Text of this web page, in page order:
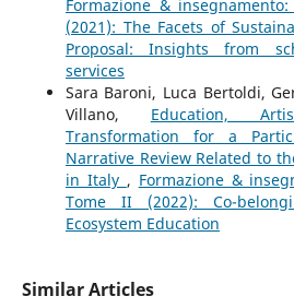
Formazione &
(2021): The Facets of
Proposal: Insights from
services
Sara Baroni, Luca Bertoldi,
Villano, Education,
Transformation for a
Narrative Review Related to
in Italy , Formazione &
Tome II (2022): Co-
Ecosystem Education
Similar Articles